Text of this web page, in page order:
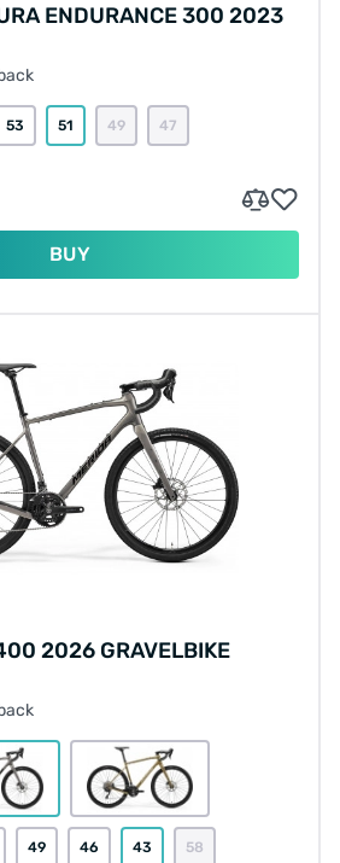
ENDURANCE 300 2023
53 51 49 47
BUY
2026 GRAVELBIKE
49 46 43 58